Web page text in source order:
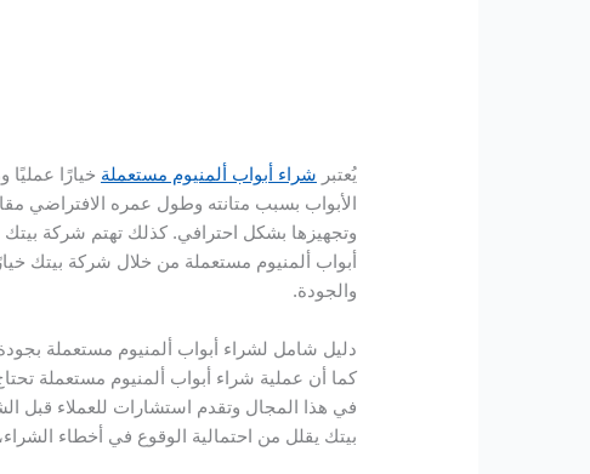
يُعتبر شراء أبواب ألمنيوم مستعملة خيارًا
الأبواب بسبب متانته وطول عمره الافتراضي
وتجهيزها بشكل احترافي. كذلك تهتم شركة بيتك
أبواب ألمنيوم مستعملة من خلال شركة بيتك
والجودة.
دليل شامل لشراء أبواب ألمنيوم مستعملة
كما أن عملية شراء أبواب ألمنيوم مستعملة
في هذا المجال وتقدم استشارات للعملاء قبل
بيتك يقلل من احتمالية الوقوع في أخطاء